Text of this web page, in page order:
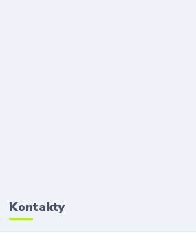
Kontakty